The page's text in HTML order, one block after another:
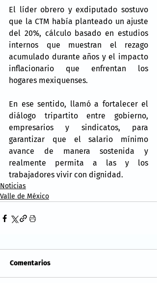
El líder obrero y exdiputado sostuvo
que la CTM había planteado un ajuste
del 20%, cálculo basado en estudios
internos que muestran el rezago
acumulado durante años y el impacto
inflacionario que enfrentan los
hogares mexiquenses.
En ese sentido, llamó a fortalecer el
diálogo tripartito entre gobierno,
empresarios y sindicatos, para
garantizar que el salario mínimo
avance de manera sostenida y
realmente permita a las y los
trabajadores vivir con dignidad.
Noticias
Valle de México
Comentarios